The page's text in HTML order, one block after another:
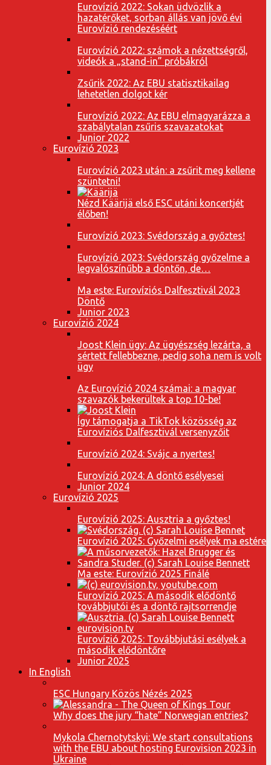
Eurovízió 2022: Sokan üdvözlik a
hazatérőket, sorban állás van jövő évi
Eurovízió rendezéséért
Eurovízió 2022: számok a nézettségről,
videók a „stand-in” próbákról
Zsűrik 2022: Az EBU statisztikailag
lehetetlen dolgot kér
Eurovízió 2022: Az EBU elmagyarázza a
szabálytalan zsűris szavazatokat
Junior 2022
Eurovízió 2023
Eurovízió 2023 után: a zsűrit meg kellene
szüntetni!
Nézd Käärijä első ESC utáni koncertjét
élőben!
Eurovízió 2023: Svédország a győztes!
Eurovízió 2023: Svédország győzelme a
legvalószínűbb a döntőn, de…
Ma este: Eurovíziós Dalfesztivál 2023
Döntő
Junior 2023
Eurovízió 2024
Joost Klein ügy: Az ügyészség lezárta, a
sértett fellebbezne, pedig soha nem is volt
ügy
Az Eurovízió 2024 számai: a magyar
szavazók bekerültek a top 10-be!
Így támogatja a TikTok közösség az
Eurovíziós Dalfesztivál versenyzőit
Eurovízió 2024: Svájc a nyertes!
Eurovízió 2024: A döntő esélyesei
Junior 2024
Eurovízió 2025
Eurovízió 2025: Ausztria a győztes!
Eurovízió 2025: Győzelmi esélyek ma estére
Ma este: Eurovízió 2025 Finálé
Eurovízió 2025: A második elődöntő
továbbjutói és a döntő rajtsorrendje
Eurovízió 2025: Továbbjutási esélyek a
második elődöntőre
Junior 2025
In English
ESC Hungary Közös Nézés 2025
Why does the jury “hate” Norwegian entries?
Mykola Chernotytskyi: We start consultations
with the EBU about hosting Eurovision 2023 in
Ukraine